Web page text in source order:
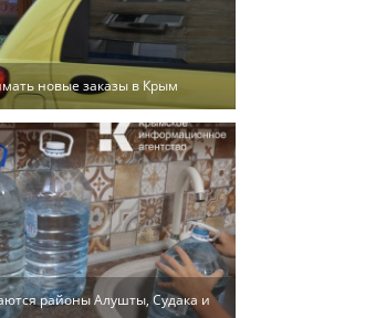
новые заказы в Крым
районы Алушты, Судака и